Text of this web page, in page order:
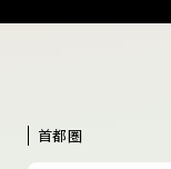
首都圏